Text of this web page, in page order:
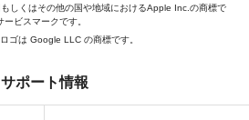
しくはその他の国や地域におけるApple Inc.の商標で
ビスマークです。
ゴは Google LLC の商標です。
サポート情報